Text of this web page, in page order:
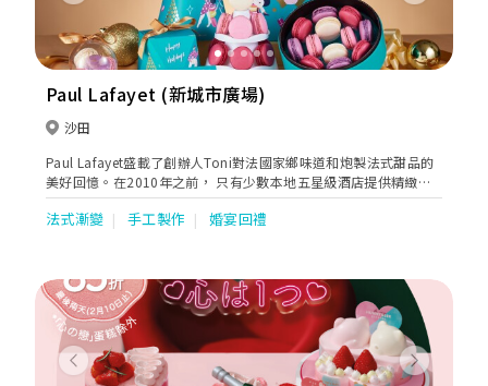
Paul Lafayet (新城市廣場)
沙田
Paul Lafayet盛載了創辦人Toni對法國家鄉味道和炮製法式甜品的
美好回憶。在2010年之前， 只有少數本地五星級酒店提供精緻法
式甜品。Toni看準這個契機，在香港展開法式甜品業務，令更多人
欣賞到這種難能可貴的美點。
法式漸變 手工製作 婚宴回禮
Previous Next